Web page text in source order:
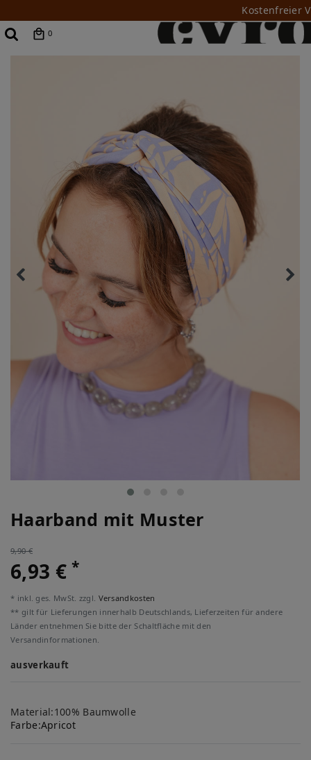
Kostenfreier
0
Haarband mit Muster
9,90 €
6,93 €*
* inkl. ges. MwSt. zzgl. Versandkosten
** gilt für Lieferungen innerhalb Deutschlands, Lieferzeiten für andere
Länder entnehmen Sie bitte der Schaltfläche mit den
Versandinformationen.
ausverkauft
Material:100% Baumwolle
Farbe:Apricot